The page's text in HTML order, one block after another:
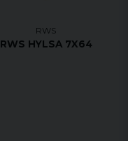
RWS
RWS HYLSA 7X64